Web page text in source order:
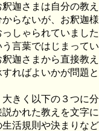
迦さまは自分の教
らないが、お釈迦
しゃられていまし
言葉ではじまってい
迦さまから直接教
ればよいかが問題
きく以下の３つに分
れた教えを文字に
規則や決まりなど